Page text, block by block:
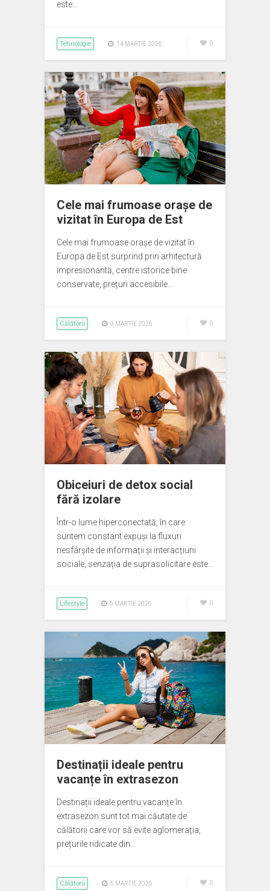
este…
Tehnologie 14 MARTIE 2026 0
Cele mai frumoase orașe de
vizitat în Europa de Est
Cele mai frumoase orașe de vizitat în
Europa de Est surprind prin arhitectură
impresionantă, centre istorice bine
conservate, prețuri accesibile…
Călătorii 9 MARTIE 2026 0
Obiceiuri de detox social
fără izolare
Într-o lume hiperconectată, în care
suntem constant expuși la fluxuri
nesfârșite de informații și interacțiuni
sociale, senzația de suprasolicitare este…
Lifestyle 6 MARTIE 2026 0
Destinații ideale pentru
vacanțe în extrasezon
Destinații ideale pentru vacanțe în
extrasezon sunt tot mai căutate de
călătorii care vor să evite aglomerația,
prețurile ridicate din…
Călătorii 5 MARTIE 2026 0